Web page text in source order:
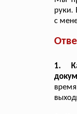
руки.
с
1.